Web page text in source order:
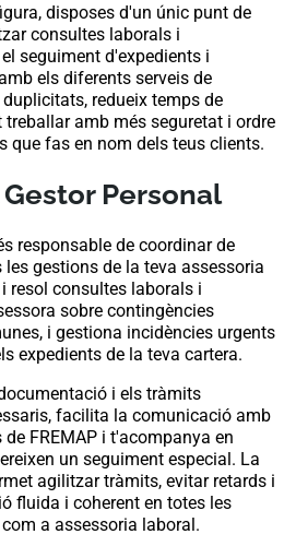
disposes d'un únic punt de
consultes laborals i
seguiment d'expedients i
els diferents serveis de
duplicitats, redueix temps de
treballar amb més seguretat i ordre
que fas en nom dels teus clients.
Personal
responsable de coordinar de
gestions de la teva assessoria
i resol consultes laborals i
sobre contingències
i gestiona incidències urgents
expedients de la teva cartera.
i els tràmits
facilita la comunicació amb
FREMAP i t'acompanya en
un seguiment especial. La
agilitzar tràmits, evitar retards i
fluida i coherent en totes les
a assessoria laboral.